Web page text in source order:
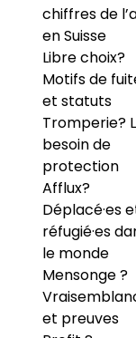
chiffres de
en Suisse
Libre choix?
Motifs de
et statuts
Tromperie?
besoin de
protection
Afflux?
Déplacé·es
réfugié·es
le monde
Mensonge ?
et preuves